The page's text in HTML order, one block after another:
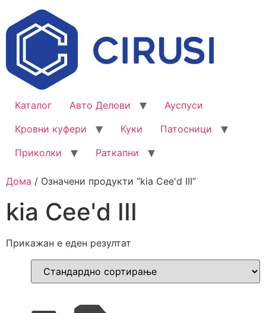
Каталог Авто Делови
Ауспуси
Кровни куфери
Куки
Патосници
Приколки
Раткапни
Дома / Означени продукти “kia Cee'd III”
kia Cee'd III
Прикажан е еден резултат